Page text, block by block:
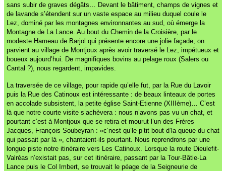
sans subir de graves dégâts… Devant le bâtiment, champs de vignes et
de lavande s’étendent sur un vaste espace au milieu duquel coule le
Lez, dominé par les montagnes environnantes au sud, où émerge la
Montagne de La Lance. Au bout du Chemin de la Croisière, par le
modeste Hameau de Barjol qui présente encore une jolie façade, on
parvient au village de Montjoux après avoir traversé le Lez, impétueux et
boueux aujourd’hui. De magnifiques bovins au pelage roux (Salers ou
Cantal ?), nous regardent, impavides.
La traversée de ce village, pour rapide qu’elle fut, par la Rue du Lavoir
puis la Rue des Catinoux est intéressante : de beaux linteaux de portes
en accolade subsistent, la petite église Saint-Etienne (XIIIème)… C’est
là que notre courte visite s’achèvera : nous n’avons pas vu un chat, et
pourtant c’est à Montjoux que se retira et mourut l’un des Frères
Jacques, François Soubeyran : «c’nest qu’le p’tit bout d’la queue du chat
qui passait par là », chantaient-ils pourtant. Nous reprendrons par une
longue piste notre itinéraire vers Les Catinoux. Lorsque la route Dieulefit-
Valréas n’existait pas, sur cet itinéraire, passant par la Tour-Bâtie-La
Lance puis le Col Imbert, se trouvait le péage de la Seigneurie de